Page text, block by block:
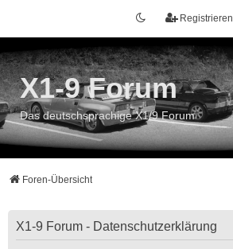
Registrieren
X1-9 Forum
Das deutschsprachige X1/9 Forum
Foren-Übersicht
X1-9 Forum - Datenschutzerklärung